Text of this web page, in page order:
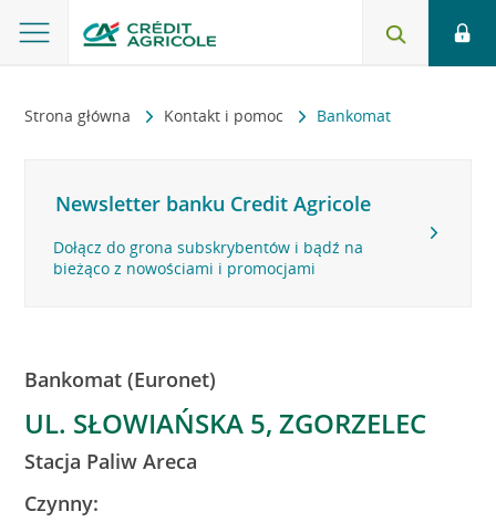
Strona główna Kontakt i pomoc Bankomat
Newsletter banku Credit Agricole
Dołącz do grona subskrybentów i bądź na
bieżąco z nowościami i promocjami
Bankomat (Euronet)
UL. SŁOWIAŃSKA 5, ZGORZELEC
Stacja Paliw Areca
Czynny: